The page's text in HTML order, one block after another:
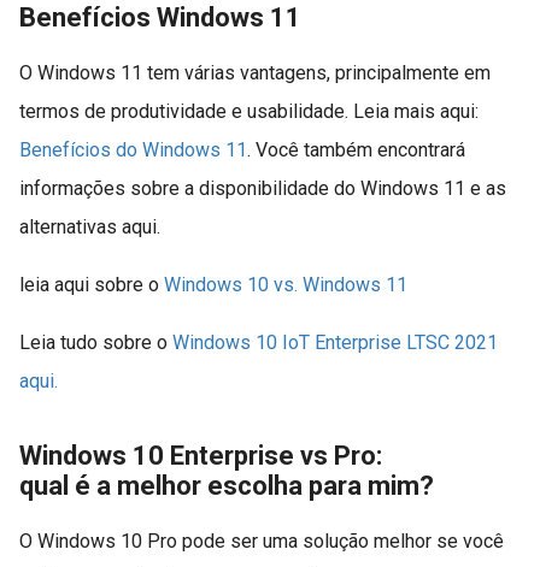
Benefícios Windows 11
O Windows 11 tem várias vantagens, principalmente em
termos de produtividade e usabilidade. Leia mais aqui:
Benefícios do Windows 11. Você também encontrará
informações sobre a disponibilidade do Windows 11 e as
alternativas aqui.
leia aqui sobre o Windows 10 vs. Windows 11
Leia tudo sobre o Windows 10 IoT Enterprise LTSC 2021
aqui.
Windows 10 Enterprise vs Pro:
qual é a melhor escolha para mim?
O Windows 10 Pro pode ser uma solução melhor se você